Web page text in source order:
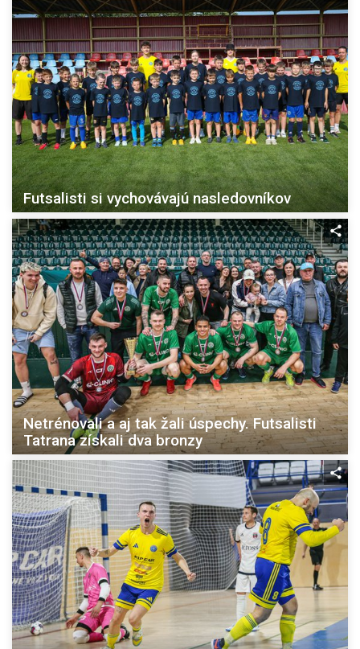
Futsalisti si vychovávajú nasledovníkov
Netrénovali a aj tak žali úspechy. Futsalisti
Tatrana získali dva bronzy